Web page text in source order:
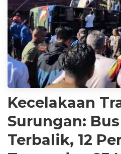
Kecelakaan
Surungan: Bus
Terbalik, 12